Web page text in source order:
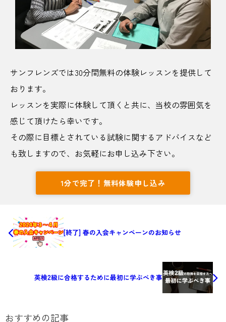
サンフレンズでは30分間無料の体験レッスンを提供して
おります。
レッスンを実際に体験して頂くと共に、当校の雰囲気を
感じて頂けたら幸いです。
その際に目標とされている試験に関するアドバイスなど
も致しますので、お気軽にお申し込み下さい。
1分で完了！無料体験申し込み
[終了] 春の入会キャンペーンのお知らせ
英検2級に合格するために最初に学ぶべき事
おすすめの記事